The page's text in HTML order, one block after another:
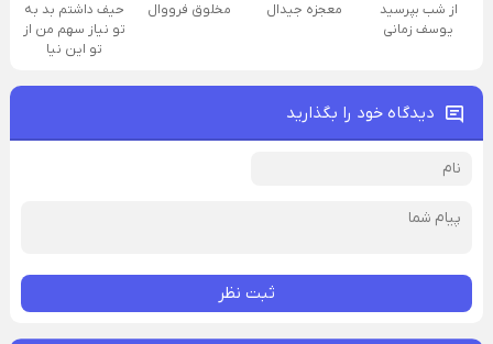
از شب بپرسید
یوسف زمانی
معجزه جیدال مخلوق فرووال
حیف داشتم بد به
تو نیاز سهم من از
تو این نیا
دیدگاه خود را بگذارید
ثبت نظر